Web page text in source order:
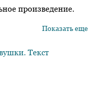
произведение.
Показать еще
Текст